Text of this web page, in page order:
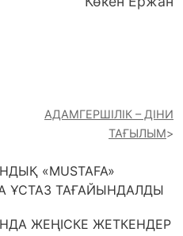
АДАМГЕРШІЛІК – ДІНИ
ТАҒЫЛЫМ
«MUSTAFA»
ҰСТАЗ ТАҒАЙЫНДАЛДЫ
ЖЕҢІСКЕ ЖЕТКЕНДЕР